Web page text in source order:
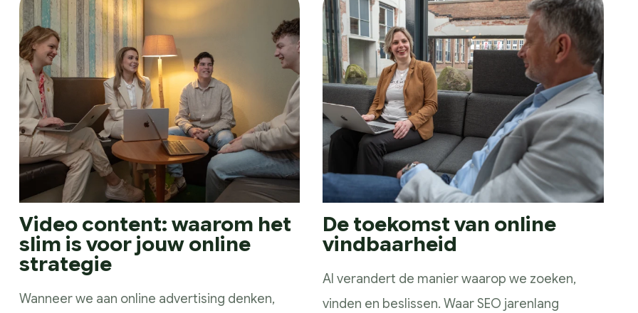
Video content: waarom het
slim is voor jouw online
strategie
Wanneer we aan online advertising denken,
De toekomst van online
vindbaarheid
AI verandert de manier waarop we zoeken,
vinden en beslissen. Waar SEO jarenlang